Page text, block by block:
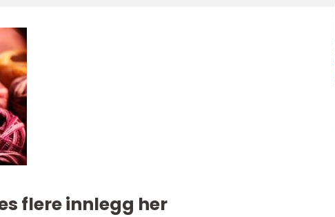
flere innlegg her